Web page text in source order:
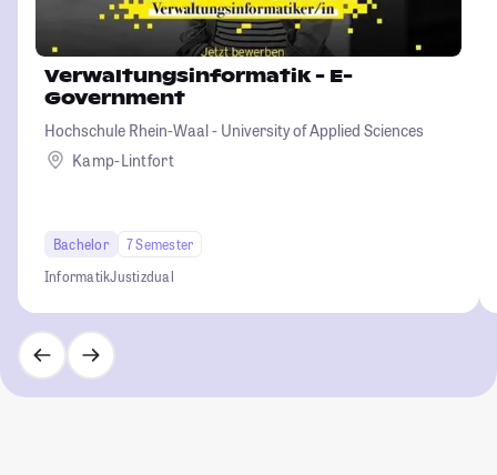
Verwaltungsinformatik - E-
Government
Hochschule Rhein-Waal - University of Applied Sciences
Kamp-Lintfort
Bachelor
7 Semester
InformatikJustizdual